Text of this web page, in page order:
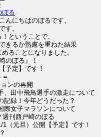
ぼる
んにちはのぼるです、
す。
ということで、
きるか熟慮を重ねた結果
ることになりました。
のぼる』！
予定】です！
ンの再開
田中飛鳥選手の激走について
録！今年どうだった？
女子マラソンについて
刊西戸崎のぼる
（元旦）公開【予定】です！